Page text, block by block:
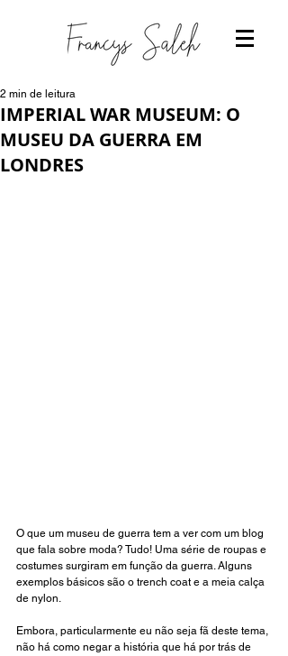
IMPERIAL WAR MUSEUM: O
MUSEU DA GUERRA EM
LONDRES
2 min de leitura
O que um museu de guerra tem a ver com um blog
que fala sobre moda? Tudo! Uma série de roupas e
costumes surgiram em função da guerra. Alguns
exemplos básicos são o trench coat e a meia calça
de nylon.
Embora, particularmente eu não seja fã deste tema,
não há como negar a história que há por trás de